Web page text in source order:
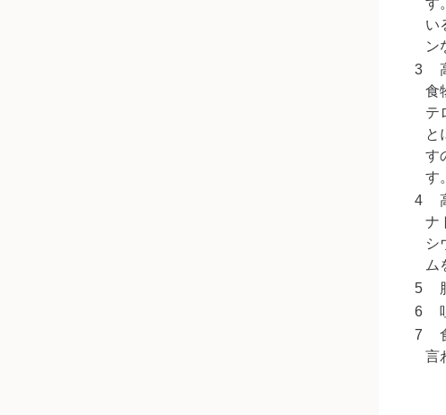
い
ン
3
食
テ
と
す
す
4
ナ
シ
ム
5
6
7
言